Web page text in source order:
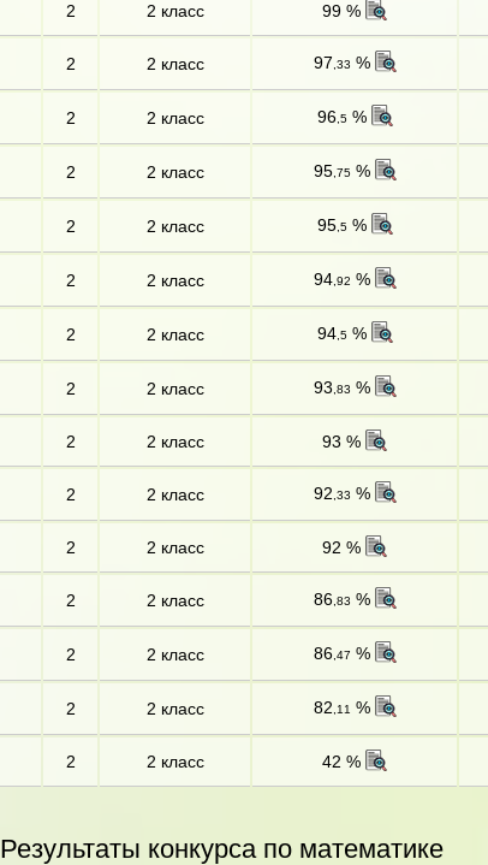
2 2 класс 99 %
2 2 класс 97 ,33 %
2 2 класс 96,5%
2 2 класс 95,75%
2 2 класс 95,5%
2 2 класс 94,92 %
2 2 класс 94,5%
2 2 класс 93 ,83 %
2 2 класс 93 %
2 2 класс 92 ,33 %
2 2 класс 92 %
2 2 класс 86,83 %
2 2 класс 86,47 %
2 2 класс 82 ,11 %
2 2 класс 42 %
Результаты конкурса по математике